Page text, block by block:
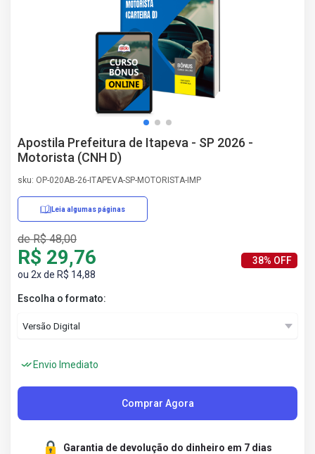
Apostila Prefeitura de Itapeva - SP 2026 -
Motorista (CNH D)
sku: OP-020AB-26-ITAPEVA-SP-MOTORISTA-IMP
Leia algumas páginas
de R$ 48,00
R$ 29,76
ou 2x de R$ 14,88
38% OFF
Escolha o formato:
Envio Imediato
Comprar Agora
Garantia de devolução do dinheiro em 7 dias